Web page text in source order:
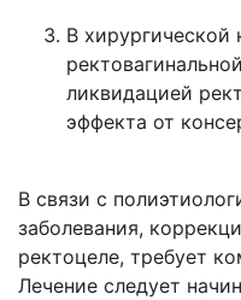
В хирургической
ликвидацией
эффекта от
В связи с
заболевания,
ректоцеле, требует
Лечение следует